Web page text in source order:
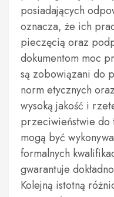
posiadających
oznacza, że ich
pieczęcią oraz
dokumentom moc
są zobowiązani do
norm etycznych
wysoką jakość i
przeciwieństwie do
mogą być
formalnych
gwarantuje
Kolejną istotną